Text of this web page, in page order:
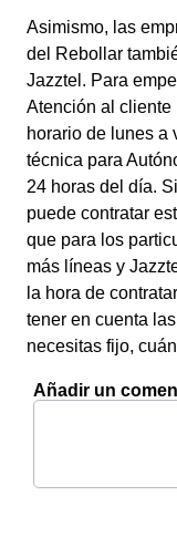
Asimismo, las
del Rebollar
Jazztel. Para
Atención al cliente
horario de lunes a
técnica para
24 horas del día.
puede contratar
que para los
más líneas y
la hora de
tener en cuenta
necesitas fijo,
Añadir un